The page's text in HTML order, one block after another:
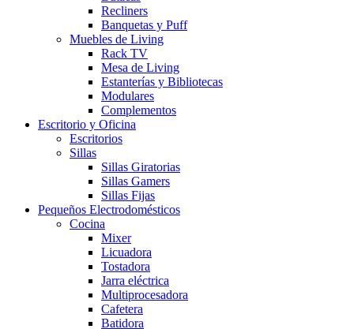
Recliners
Banquetas y Puff
Muebles de Living
Rack TV
Mesa de Living
Estanterías y Bibliotecas
Modulares
Complementos
Escritorio y Oficina
Escritorios
Sillas
Sillas Giratorias
Sillas Gamers
Sillas Fijas
Pequeños Electrodomésticos
Cocina
Mixer
Licuadora
Tostadora
Jarra eléctrica
Multiprocesadora
Cafetera
Batidora